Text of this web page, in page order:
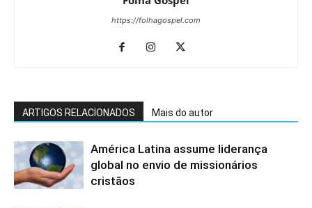
https://folhagospel.com
ARTIGOS RELACIONADOS Mais do autor
América Latina assume liderança
global no envio de missionários
cristãos